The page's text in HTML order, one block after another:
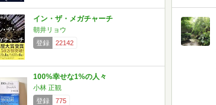
イン・ザ・メガチャーチ
朝井リョウ
登録
22142
100%幸せな1%の人々
小林 正観
登録
775